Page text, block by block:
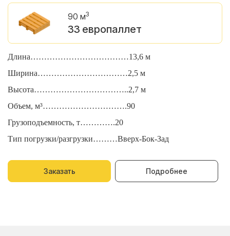
90 м3
33 европаллет
Длина………………………………13,6 м
Ширина……………………………2,5 м
Высота……………………………..2,7 м
Объем, м³………………………….90
Грузоподъемность, т………….20
Тип погрузки/разгрузки………Вверх-Бок-Зад
Заказать Подробнее